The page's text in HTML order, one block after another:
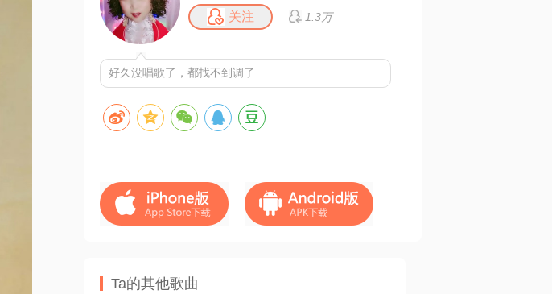
关注 1.3万
好久没唱歌了，都找不到调了
Ta的其他歌曲